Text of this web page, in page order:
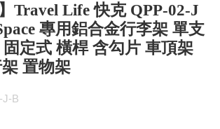
Travel Life 快克 QPP-02-J
專用鋁合金行李架 單支
固定式 橫桿 含勾片 車頂架
置物架
J-B